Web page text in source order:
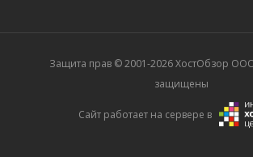
Защита прав © 2001-2026 ХостОбзор
защищены
Сайт работает на сервере в